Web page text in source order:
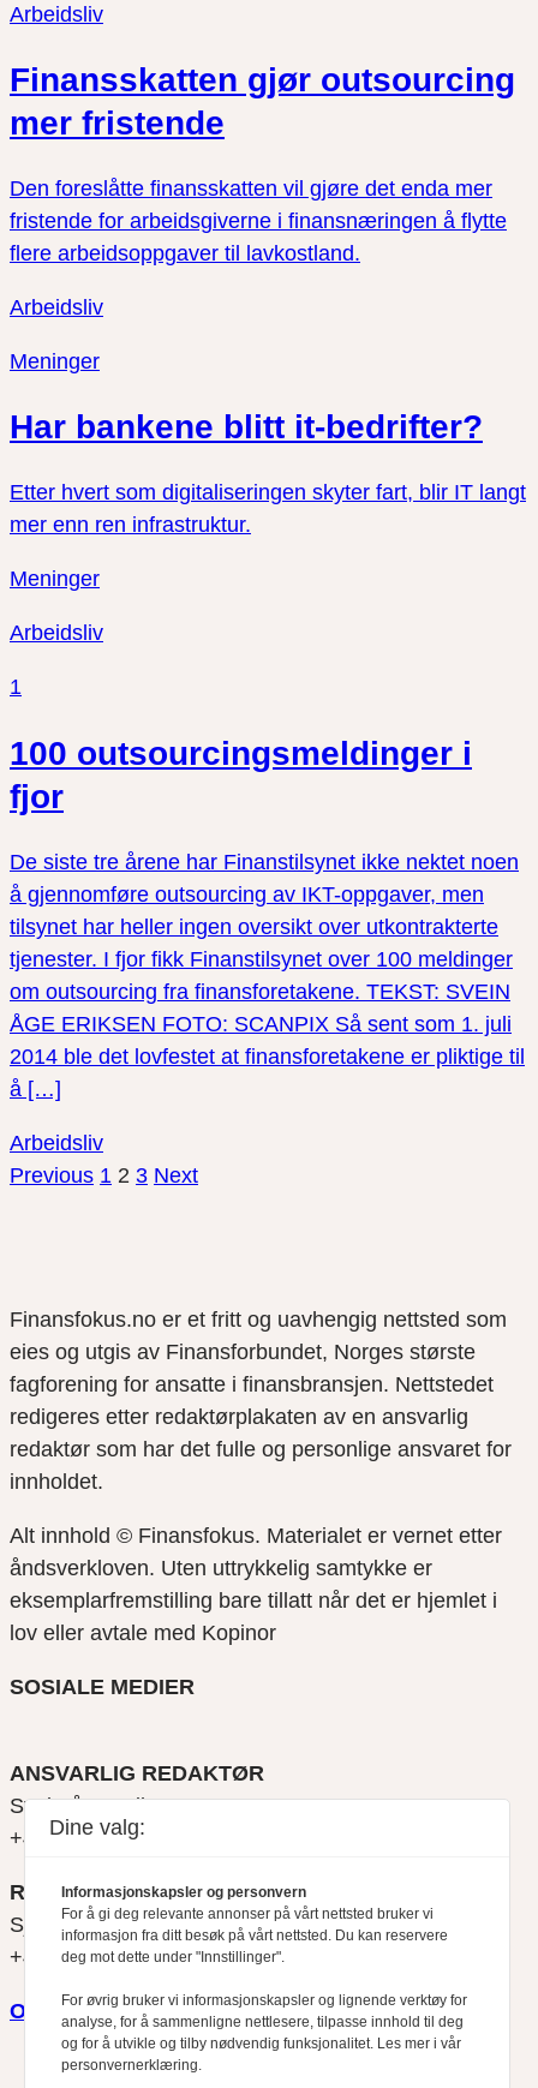
Arbeidsliv
Finansskatten gjør outsourcing
mer fristende
Den foreslåtte finansskatten vil gjøre det enda mer
fristende for arbeidsgiverne i finansnæringen å flytte
flere arbeidsoppgaver til lavkostland.
Arbeidsliv
Meninger
Har bankene blitt it-bedrifter?
Etter hvert som digitaliseringen skyter fart, blir IT langt
mer enn ren infrastruktur.
Meninger
Arbeidsliv
1
100 outsourcingsmeldinger i
fjor
De siste tre årene har Finanstilsynet ikke nektet noen
å gjennomføre outsourcing av IKT-oppgaver, men
tilsynet har heller ingen oversikt over utkontrakterte
tjenester. I fjor fikk Finanstilsynet over 100 meldinger
om outsourcing fra finansforetakene. TEKST: SVEIN
ÅGE ERIKSEN FOTO: SCANPIX Så sent som 1. juli
2014 ble det lovfestet at finansforetakene er pliktige til
å […]
Arbeidsliv
Previous 1 2 3 Next
Finansfokus.no er et fritt og uavhengig nettsted som
eies og utgis av Finansforbundet, Norges største
fagforening for ansatte i finansbransjen. Nettstedet
redigeres etter redaktørplakaten av en ansvarlig
redaktør som har det fulle og personlige ansvaret for
innholdet.
Alt innhold © Finansfokus. Materialet er vernet etter
åndsverkloven. Uten uttrykkelig samtykke er
eksemplarfremstilling bare tillatt når det er hjemlet i
lov eller avtale med Kopinor
SOSIALE MEDIER
ANSVARLIG REDAKTØR
Svein Åge Eriksen
+47 900 79 547
REDAKTØR
Sjur Anda
+47 470 34 460
Om oss
Dine valg:
Informasjonskapsler og personvern
For å gi deg relevante annonser på vårt nettsted bruker vi
informasjon fra ditt besøk på vårt nettsted. Du kan reservere
deg mot dette under "Innstillinger".
For øvrig bruker vi informasjonskapsler og lignende verktøy for
analyse, for å sammenligne nettlesere, tilpasse innhold til deg
og for å utvikle og tilby nødvendig funksjonalitet. Les mer i vår
personvernerklæring.